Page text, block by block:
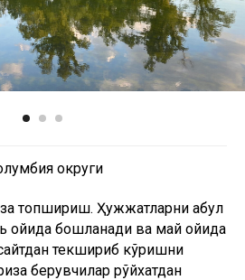
округи
топшириш. Ҳужжатларни қабул
ойида бошланади ва май ойида
текшириб кўришни
берувчилар рўйхатдан